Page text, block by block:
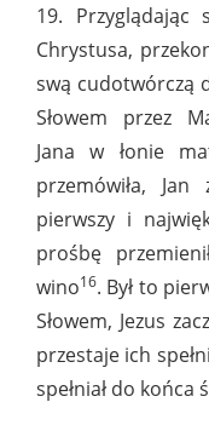
19. Przyglądając
Chrystusa,
swą cudotwórczą
Słowem przez
Jana w łonie
przemówiła,
pierwszy i
prośbę
wino16. Był to
Słowem, Jezus
przestaje ich
spełniał do końca